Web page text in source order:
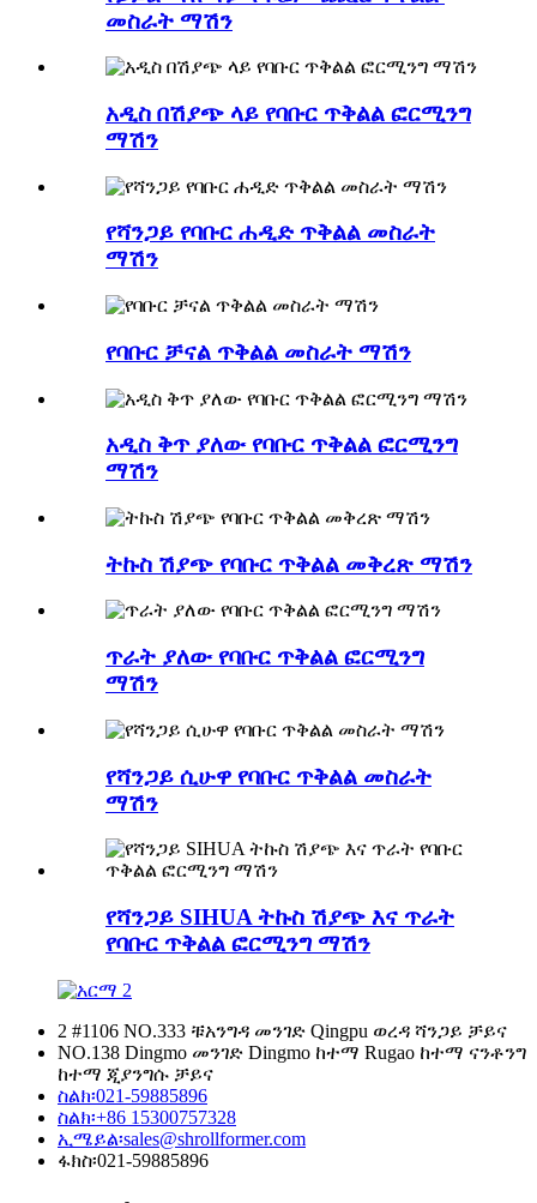
መስራት ማሽን
አዲስ በሽያጭ ላይ የባቡር ጥቅልል ​​ፎርሚንግ
ማሽን
የሻንጋይ የባቡር ሐዲድ ጥቅልል ​​​​መስራት
ማሽን
የባቡር ቻናል ጥቅልል ​​​​መስራት ማሽን
አዲስ ቅጥ ያለው የባቡር ጥቅልል ​​ፎርሚንግ
ማሽን
ትኩስ ሽያጭ የባቡር ጥቅልል ​​መቅረጽ ማሽን
ጥራት ያለው የባቡር ጥቅልል ​​ፎርሚንግ
ማሽን
የሻንጋይ ሲሁዋ የባቡር ጥቅልል ​​​​መስራት
ማሽን
የሻንጋይ SIHUA ትኩስ ሽያጭ እና ጥራት
የባቡር ጥቅልል ​​ፎርሚንግ ማሽን
2 #1106 NO.333 ቹአንግዳ መንገድ Qingpu ወረዳ ሻንጋይ ቻይና
NO.138 Dingmo መንገድ Dingmo ከተማ Rugao ከተማ ናንቶንግ
ከተማ ጂያንግሱ ቻይና
ስልክ፡021-59885896
ስልክ፡+86 15300757328
ኢሜይል፡sales@shrollformer.com
ፋክስ፡021-59885896